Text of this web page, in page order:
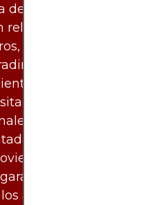
inversión,
con
materias primas u
no
legal, contable o
debe
especializados.
por
de fuentes
su exactitud
análisis pueden